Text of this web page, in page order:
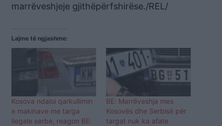
marrëveshjeje gjithëpërfshirëse./REL/
Lajme të ngjashme:
Kosova ndaloi qarkullimin
e makinave me targa
ilegale serbe, reagon BE:
BE: Marrëveshja mes
Kosovës dhe Serbisë për
targat nuk ka afate